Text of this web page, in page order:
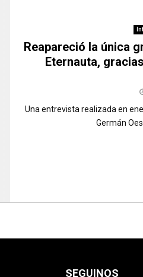
Reapareció la única
Eternauta,
Una entrevista realizada en
Germán
SEGUINOS